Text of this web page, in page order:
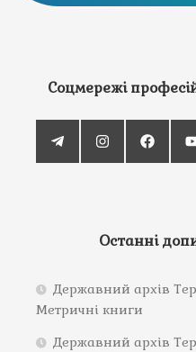
Соцмережі
Останні
Державний архів
Метричні книги
Державний архів